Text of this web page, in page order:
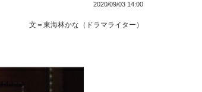
2020/09/03 14:00
文＝ 東海林かな（ドラマライター）